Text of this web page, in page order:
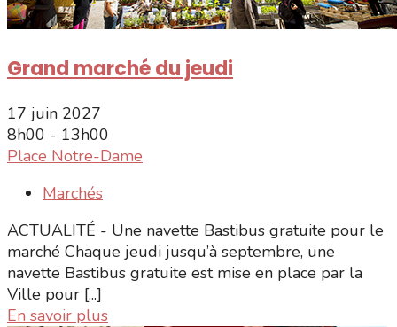
Grand marché du jeudi
17 juin 2027
8h00 - 13h00
Place Notre-Dame
Marchés
ACTUALITÉ - Une navette Bastibus gratuite pour le
marché Chaque jeudi jusqu’à septembre, une
navette Bastibus gratuite est mise en place par la
Ville pour [...]
En savoir plus